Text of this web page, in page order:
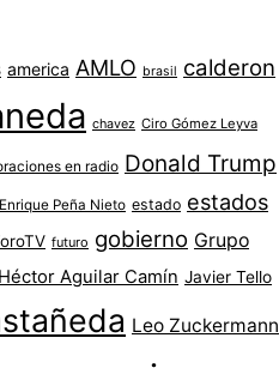
america AMLO brasil calderon
chavez Ciro Gómez Leyva
en radio Donald Trump
Enrique Peña Nieto estado estados
futuro gobierno Grupo
Héctor Aguilar Camín Javier Tello
Leo Zuckermann